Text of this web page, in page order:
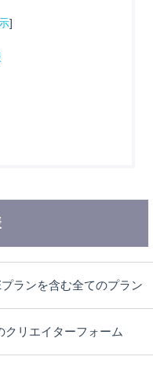
]
プランを含む全てのプラン
クリエイターフォーム